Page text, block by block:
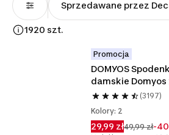
Sprzedawane przez
1920 szt.
Promocja
DOMYOS
damskie Domyos
(3197)
Kolory: 2
29,99 zł49,99 zł-